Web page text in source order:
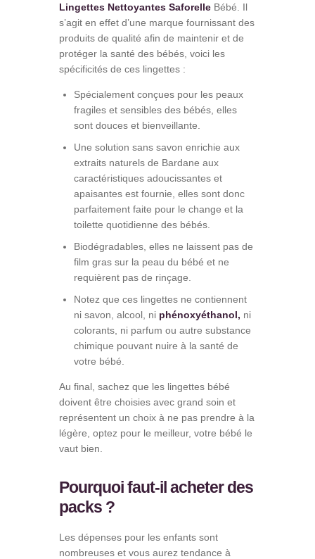
Lingettes Nettoyantes Saforelle Bébé. Il
s’agit en effet d’une marque fournissant des
produits de qualité afin de maintenir et de
protéger la santé des bébés, voici les
spécificités de ces lingettes :
Spécialement conçues pour les peaux
fragiles et sensibles des bébés, elles
sont douces et bienveillante.
Une solution sans savon enrichie aux
extraits naturels de Bardane aux
caractéristiques adoucissantes et
apaisantes est fournie, elles sont donc
parfaitement faite pour le change et la
toilette quotidienne des bébés.
Biodégradables, elles ne laissent pas de
film gras sur la peau du bébé et ne
requièrent pas de rinçage.
Notez que ces lingettes ne contiennent
ni savon, alcool, ni phénoxyéthanol, ni
colorants, ni parfum ou autre substance
chimique pouvant nuire à la santé de
votre bébé.
Au final, sachez que les lingettes bébé
doivent être choisies avec grand soin et
représentent un choix à ne pas prendre à la
légère, optez pour le meilleur, votre bébé le
vaut bien.
Pourquoi faut-il acheter des
packs ?
Les dépenses pour les enfants sont
nombreuses et vous aurez tendance à